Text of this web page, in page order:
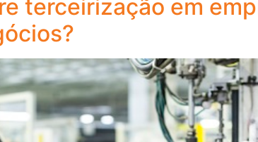
terceirização em